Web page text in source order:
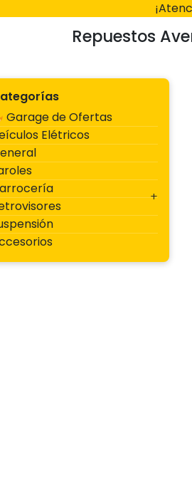
Repuestos
Garage de Ofertas
Elétricos